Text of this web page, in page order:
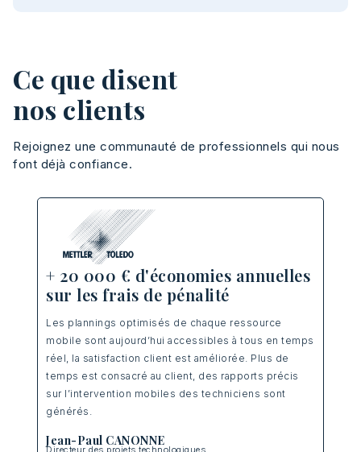
Ce que disent
nos clients
Rejoignez une communauté de professionnels qui nous
font déjà confiance.
+ 20 000 € d'économies annuelles
sur les frais de pénalité
Les plannings optimisés de chaque ressource
mobile sont aujourd’hui accessibles à tous en temps
réel, la satisfaction client est améliorée. Plus de
temps est consacré au client, des rapports précis
sur l’intervention mobiles des techniciens sont
générés.
Jean-Paul CANONNE
Directeur des projets technologiques